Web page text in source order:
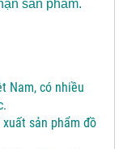
sản phẩm.
Nam, có nhiều
sản phẩm đồ